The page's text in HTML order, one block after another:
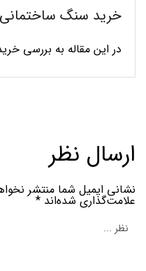
خرید سنگ ساختمانی
در این مقاله به بررسی
ارسال نظر
نشانی ایمیل شما منتشر
علامت‌گذاری شده‌اند *